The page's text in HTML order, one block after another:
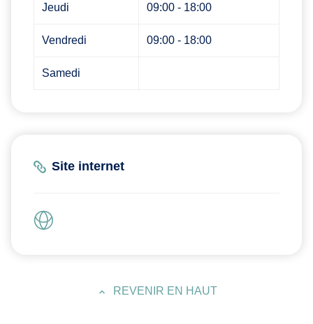
Jeudi 09:00 - 18:00
Vendredi 09:00 - 18:00
Samedi
Site internet
REVENIR EN HAUT